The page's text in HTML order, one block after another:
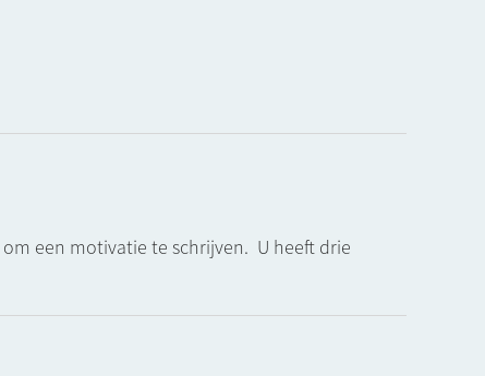
een motivatie te schrijven. U heeft drie